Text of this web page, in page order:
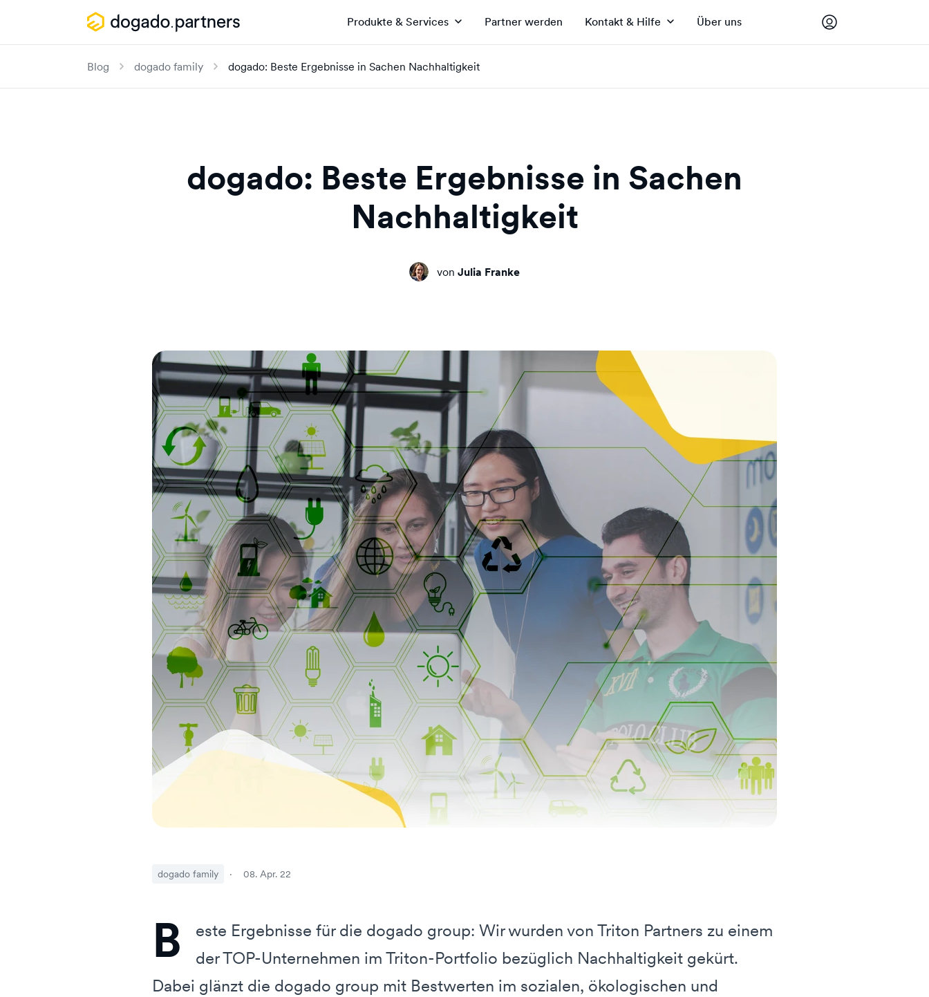
Produkte & Services Partner werden Kontakt & Hilfe Über uns
Blog dogado family dogado: Beste Ergebnisse in Sachen Nachhaltigkeit
dogado: Beste Ergebnisse in Sachen
Nachhaltigkeit
von Julia Franke
dogado family · 08. Apr. 22
B
este Ergebnisse für die dogado group: Wir wurden von Triton Partners zu einem
der TOP-Unternehmen im Triton-Portfolio bezüglich Nachhaltigkeit gekürt.
Dabei glänzt die dogado group mit Bestwerten im sozialen, ökologischen und